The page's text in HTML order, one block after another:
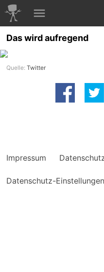
Das wird aufregend
Quelle:Twitter
Impressum
Datenschutz-Einstellungen